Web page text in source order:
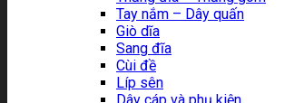
Tay nắm – Dây quấn
Giò dĩa
Sang đĩa
Cùi đề
Líp sên